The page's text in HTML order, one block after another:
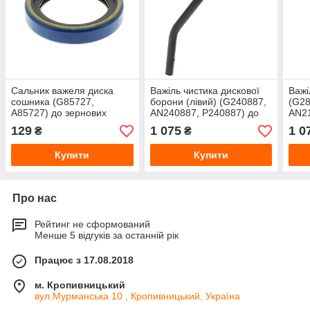
Сальник важеля диска
сошника (G85727,
A85727) до зернових
сівалок John Deere від
Greenly
129 ₴
Купити
Важіль чистика дискової
борони (лівий) (G240887,
AN240887, P240887) до
дискових борін John Deere
від Greenly
1 075₴
Купити
1
Про нас
Рейтинг не сформований
Менше 5 відгуків за останній рік
Працює з 17.08.2018
м. Кропивницький
вул.Мурманська 10 , Кропивницький, Україна